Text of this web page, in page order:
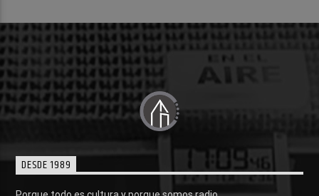
DESDE 1989